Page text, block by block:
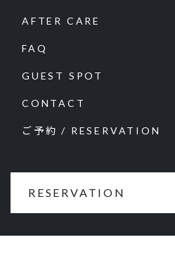
AFTER CARE
FAQ
GUEST SPOT
CONTACT
ご予約 / RESERVATION
RESERVATION